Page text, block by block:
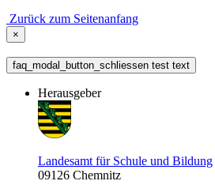
Zurück zum Seitenanfang
×
faq_modal_button_schliessen test text
Herausgeber
Landesamt für Schule und Bildung
09126 Chemnitz